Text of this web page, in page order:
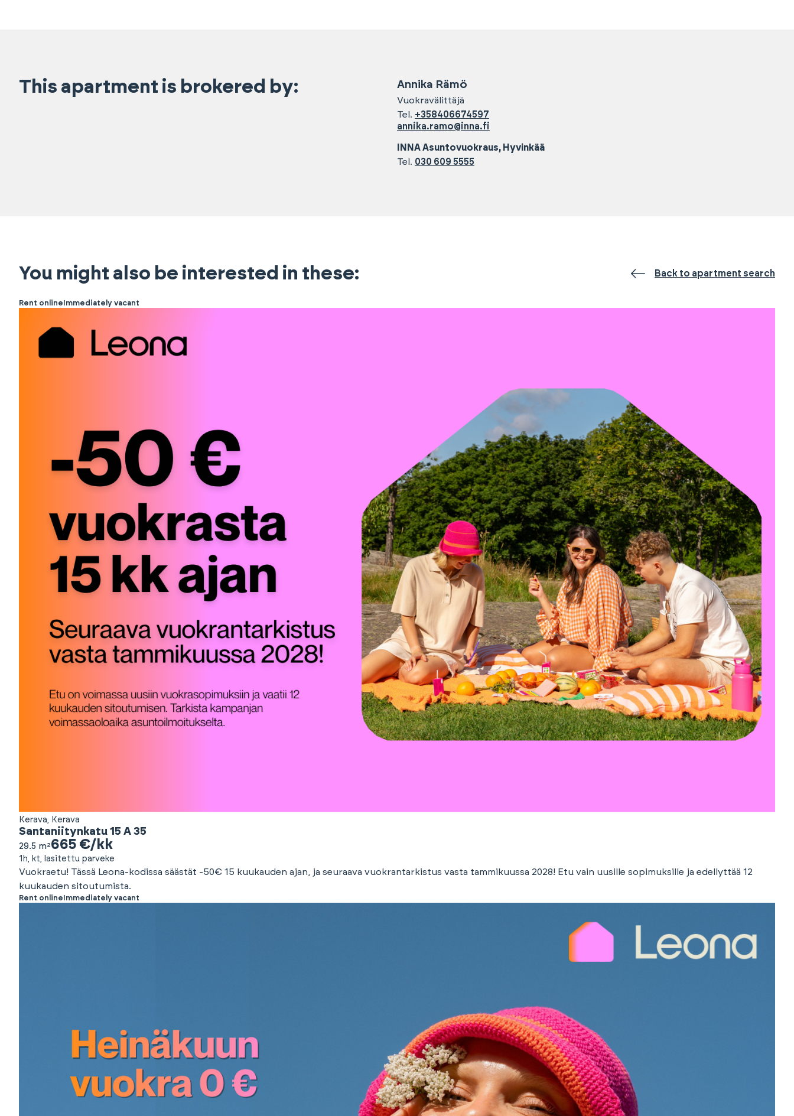
This apartment is brokered by: Annika Rämö
Vuokravälittäjä
Tel. +358406674597
annika.ramo@inna.fi
INNA Asuntovuokraus, Hyvinkää
Tel. 030 609 5555
You might also be interested in these: Back to apartment search
Rent online Immediately vacant
Kerava, Kerava
Santaniitynkatu 15 A 35
29.5 m²665 €/kk
1h, kt, lasitettu parveke
Vuokraetu! Tässä Leona-kodissa säästät -50€ 15 kuukauden ajan, ja seuraava vuokrantarkistus vasta tammikuussa 2028! Etu vain uusille sopimuksille ja edellyttää 12
kuukauden sitoutumista.
Rent online Immediately vacant